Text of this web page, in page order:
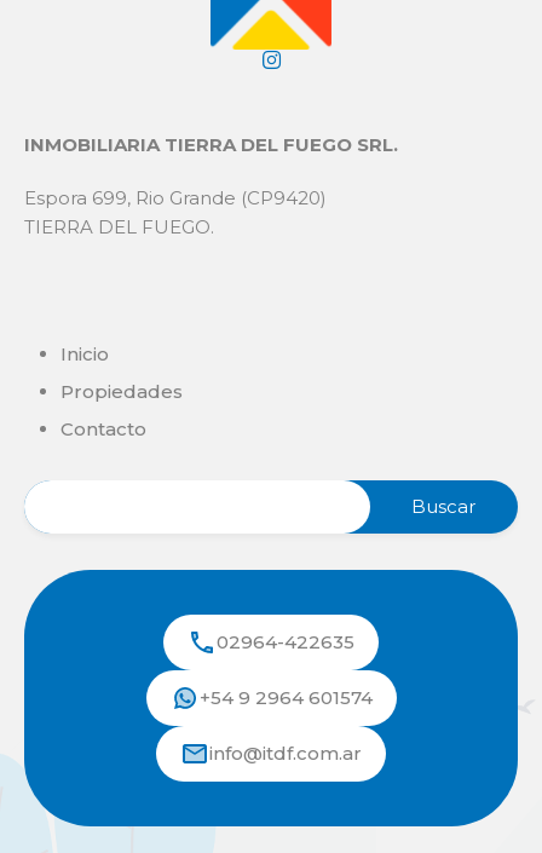
INMOBILIARIA TIERRA DEL FUEGO SRL.
Espora 699, Rio Grande (CP9420)
TIERRA DEL FUEGO.
Inicio
Propiedades
Contacto
02964-422635
+54 9 2964 601574
info@itdf.com.ar